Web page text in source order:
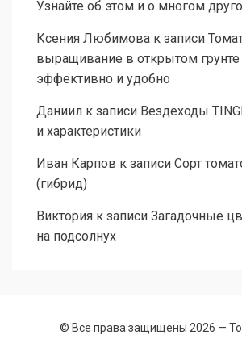
Узнайте об этом и о многом
Ксения Любимова к записи
выращивание в открытом грунте
эффективно и удобно
Даниил к записи Вездеходы
и характеристики
Иван Карпов к записи Сорт
(гибрид)
Виктория к записи Загадочные
на подсолнух
© Все права защищены 2026 —